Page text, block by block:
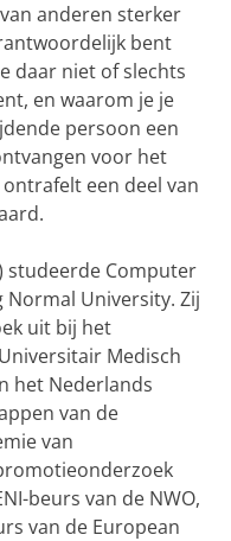
anderen sterker
bent
daar niet of slechts
en waarom je je
persoon een
voor het
een deel van
studeerde Computer
Normal University. Zij
uit bij het
Medisch
het Nederlands
van de
van
beurs van de NWO,
van de European